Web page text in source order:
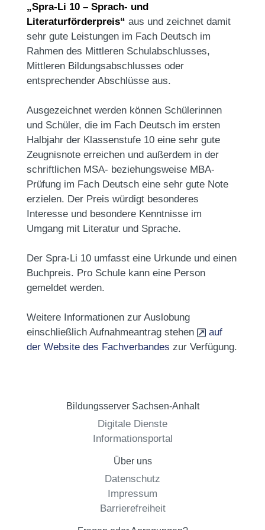
„Spra-Li 10 – Sprach- und
Literaturförderpreis“ aus und zeichnet damit
sehr gute Leistungen im Fach Deutsch im
Rahmen des Mittleren Schulabschlusses,
Mittleren Bildungsabschlusses oder
entsprechender Abschlüsse aus.
Ausgezeichnet werden können Schülerinnen
und Schüler, die im Fach Deutsch im ersten
Halbjahr der Klassenstufe 10 eine sehr gute
Zeugnisnote erreichen und außerdem in der
schriftlichen MSA- beziehungsweise MBA-
Prüfung im Fach Deutsch eine sehr gute Note
erzielen. Der Preis würdigt besonderes
Interesse und besondere Kenntnisse im
Umgang mit Literatur und Sprache.
Der Spra-Li 10 umfasst eine Urkunde und einen
Buchpreis. Pro Schule kann eine Person
gemeldet werden.
Weitere Informationen zur Auslobung
einschließlich Aufnahmeantrag stehen
auf
der Website des Fachverbandes zur Verfügung.
Bildungsserver Sachsen-Anhalt
Digitale Dienste
Informationsportal
Über uns
Datenschutz
Impressum
Barrierefreiheit